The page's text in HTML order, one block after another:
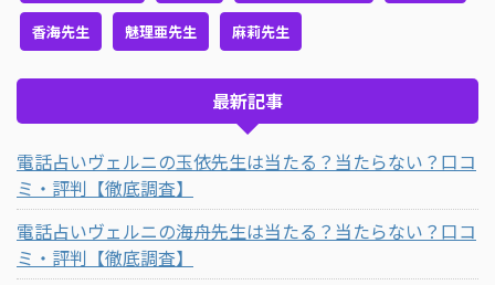
香海先生 魅理亜先生 麻莉先生
最新記事
電話占いヴェルニの玉依先生は当たる？当たらない？口コ
ミ・評判【徹底調査】
電話占いヴェルニの海舟先生は当たる？当たらない？口コ
ミ・評判【徹底調査】